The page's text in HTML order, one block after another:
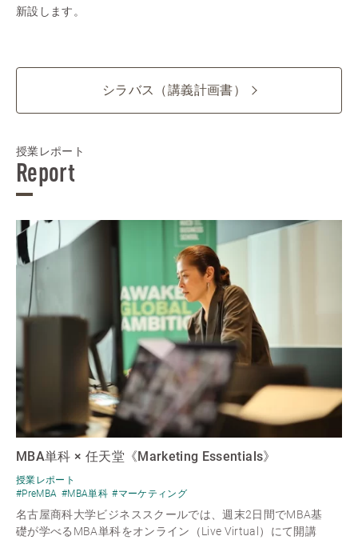
新設します。
シラバス（講義計画書）
授業レポート
Report
MBA単科 × 任天堂《Marketing Essentials》
授業レポート
#PreMBA #MBA単科 #マーケティング
名古屋商科大学ビジネススクールでは、週末2日間でMBA基
礎が学べるMBA単科をオンライン（Live Virtual）にて開講